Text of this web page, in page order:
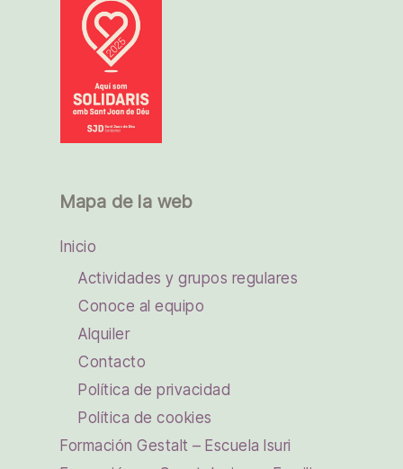
Mapa de la web
Inicio
Actividades y grupos regulares
Conoce al equipo
Alquiler
Contacto
Política de privacidad
Política de cookies
Formación Gestalt – Escuela Isuri